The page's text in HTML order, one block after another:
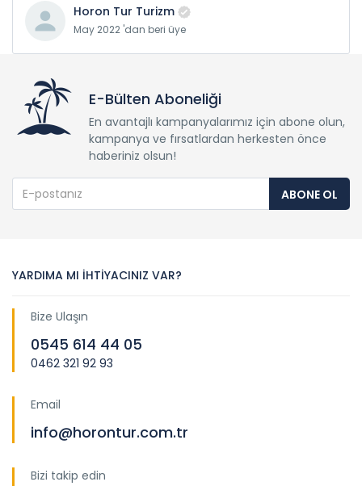
Horon Tur Turizm
May 2022 'dan beri üye
E-Bülten Aboneliği
En avantajlı kampanyalarımız için abone olun,
kampanya ve fırsatlardan herkesten önce
haberiniz olsun!
ABONE OL
YARDIMA MI İHTİYACINIZ VAR?
Bize Ulaşın
0545 614 44 05
0462 321 92 93
Email
info@horontur.com.tr
Bizi takip edin